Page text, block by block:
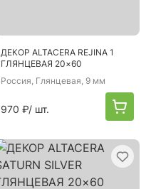
ДЕКОР ALTACERA REJINA 1
ГЛЯНЦЕВАЯ 20×60
Россия, Глянцевая, 9 мм
970 ₽/ шт.